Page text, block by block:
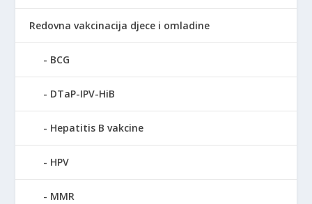
Redovna vakcinacija djece i omladine
BCG
DTaP-IPV-HiB
Hepatitis B vakcine
HPV
MMR